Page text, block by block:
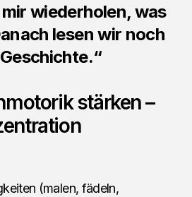
wiederholen, was
lesen wir noch
stärken –
(malen, fädeln,